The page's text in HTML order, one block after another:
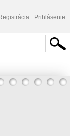
Prihlásenie